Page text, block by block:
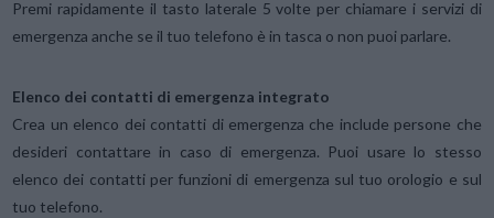
Premi rapidamente il tasto laterale 5 volte per chiamare i servizi di
emergenza anche se il tuo telefono è in tasca o non puoi parlare.
Elenco dei contatti di emergenza integrato
Crea un elenco dei contatti di emergenza che include persone che
desideri contattare in caso di emergenza. Puoi usare lo stesso
elenco dei contatti per funzioni di emergenza sul tuo orologio e sul
tuo telefono.